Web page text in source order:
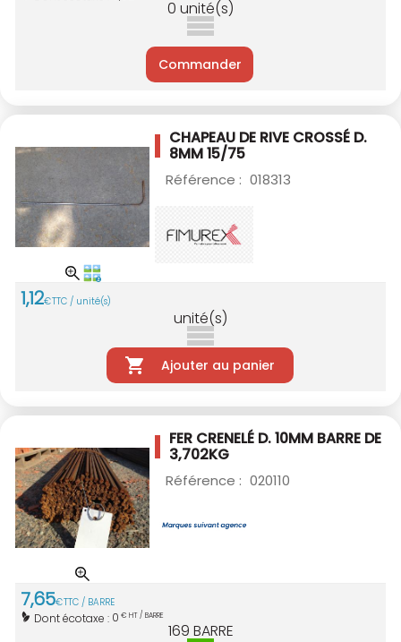
0 unité(s)
Commander
CHAPEAU DE RIVE CROSSÉ D.
8MM 15/75
Référence : 018313
1,12€TTC / unité(s)
unité(s)
Ajouter au panier
FER CRENELÉ D. 10MM BARRE DE
3,702KG
Référence : 020110
7,65€TTC / BARRE
Dont écotaxe : 0 € HT / BARRE
169 BARRE